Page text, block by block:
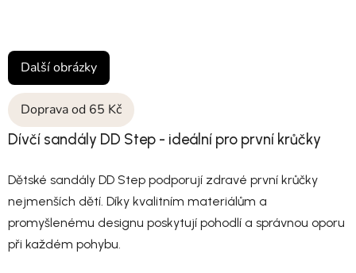
Doprava od 65 Kč
Dívčí sandály DD Step - ideální pro první krůčky
Dětské sandály DD Step podporují zdravé první krůčky
nejmenších dětí. Díky kvalitním materiálům a
promyšlenému designu poskytují pohodlí a správnou oporu
při každém pohybu.
Další obrázky